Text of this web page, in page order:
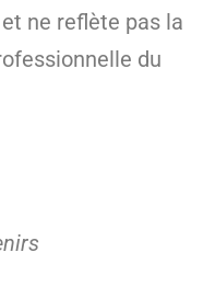
ne reflète pas la
du